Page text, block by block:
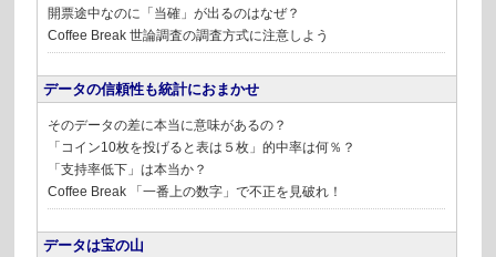
開票途中なのに「当確」が出るのはなぜ？
Coffee Break 世論調査の調査方式に注意しよう
データの信頼性も統計におまかせ
そのデータの差に本当に意味があるの？
「コイン10枚を投げると表は５枚」的中率は何％？
「支持率低下」は本当か？
Coffee Break 「一番上の数字」で不正を見破れ！
データは宝の山